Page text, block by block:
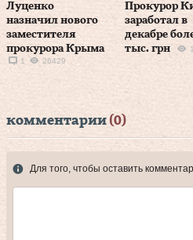
Луценко
назначил нового
заместителя
прокурора Крыма
1 26429
Прокурор
заработал в
декабре
тыс. грн
комментарии (0)
Для того, чтобы оставить